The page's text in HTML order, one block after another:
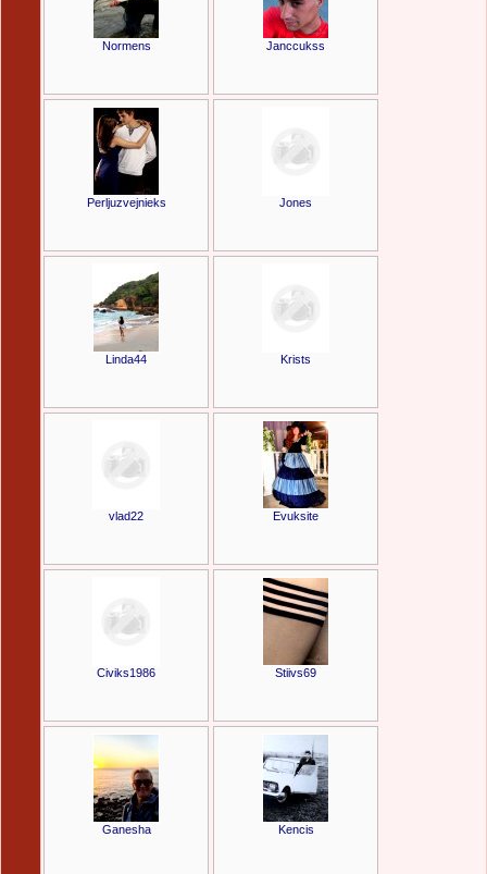
Normens Janccukss
Perljuzvejnieks Jones
Linda44 Krists
vlad22 Evuksite
Civiks1986 Stiivs69
Ganesha Kencis